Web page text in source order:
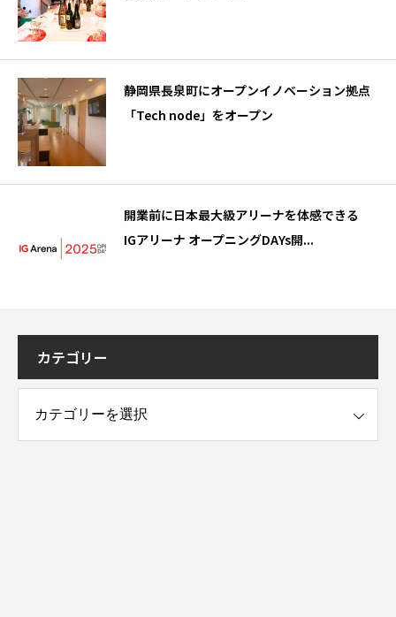
静岡県長泉町にオープンイノベーション拠点
「Tech node」をオープン
開業前に日本最大級アリーナを体感できる
IGアリーナ オープニングDAYs開...
カテゴリー